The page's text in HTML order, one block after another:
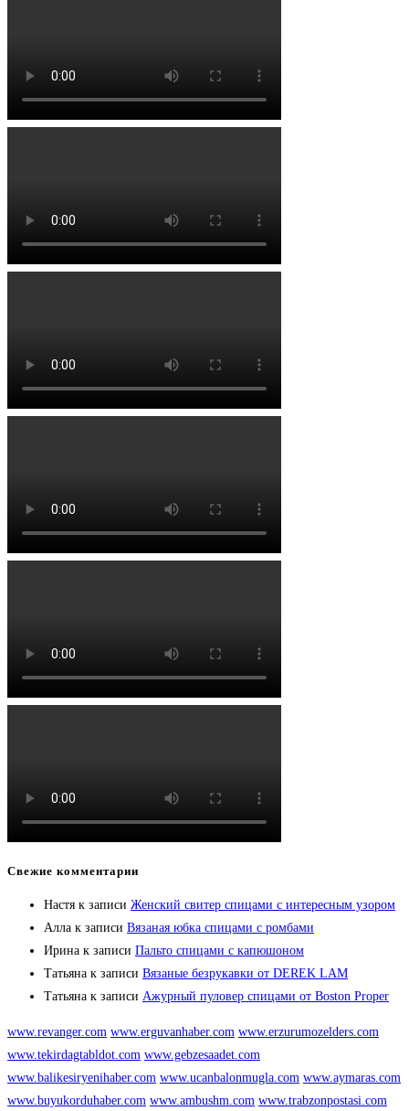
Свежие комментарии
Настя к записи Женский свитер спицами с интересным узором
Алла к записи Вязаная юбка спицами с ромбами
Ирина к записи Пальто спицами с капюшоном
Татьяна к записи Вязаные безрукавки от DEREK LAM
Татьяна к записи Ажурный пуловер спицами от Boston Proper
www.revanger.com www.erguvanhaber.com www.erzurumozelders.com
www.tekirdagtabldot.com www.gebzesaadet.com
www.balikesiryenihaber.com www.ucanbalonmugla.com www.aymaras.com
www.buyukorduhaber.com www.ambushm.com www.trabzonpostasi.com